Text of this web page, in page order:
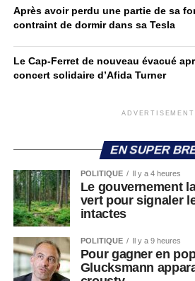
Après avoir perdu une partie de sa
contraint de dormir dans sa Tesla
Le Cap-Ferret de nouveau évacué
concert solidaire d’Afida Turner
ADVERTISEMENT
EN SUPER
POLITIQUE Il y a 4 heures
Le gouvernement
vert pour signaler
intactes
POLITIQUE Il y a 9 heures
Pour gagner en
Glucksmann